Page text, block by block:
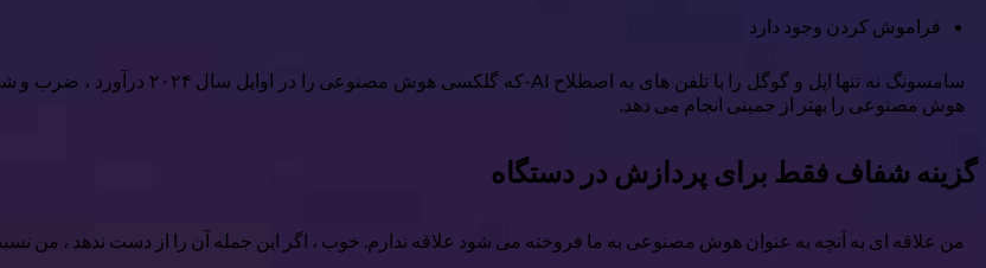
فراموش کردن وجود دارد
هوش مصنوعی را بهتر از جمینی انجام می دهد.
گزینه شفاف فقط برای پردازش در دستگاه
من علاقه ای به آنچه به عنوان هوش مصنوعی به ما فروخته می شود علاقه ندارم. خوب ، اگر این جمله آن را از دست ندهد ،